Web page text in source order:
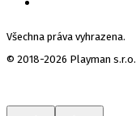
Všechna práva vyhrazena.
© 2018-2026 Playman s.r.o.